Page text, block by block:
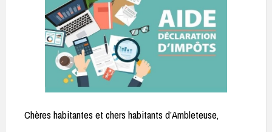
Chères habitantes et chers habitants d’Ambleteuse,